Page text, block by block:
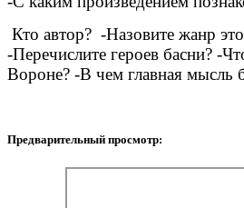
Кто автор? -Назовите жанр
-Перечислите героев басни? -
Вороне? -В чем главная мысль
Предварительный просмотр: